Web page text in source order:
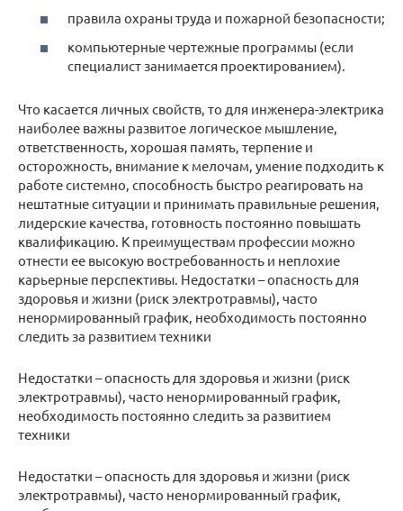
правила охраны труда и пожарной безопасности;
компьютерные чертежные программы (если
специалист занимается проектированием).
Что касается личных свойств, то для инженера-электрика
наиболее важны развитое логическое мышление,
ответственность, хорошая память, терпение и
осторожность, внимание к мелочам, умение подходить к
работе системно, способность быстро реагировать на
нештатные ситуации и принимать правильные решения,
лидерские качества, готовность постоянно повышать
квалификацию. К преимуществам профессии можно
отнести ее высокую востребованность и неплохие
карьерные перспективы. Недостатки – опасность для
здоровья и жизни (риск электротравмы), часто
ненормированный график, необходимость постоянно
следить за развитием техники
Недостатки – опасность для здоровья и жизни (риск
электротравмы), часто ненормированный график,
необходимость постоянно следить за развитием
техники
Недостатки – опасность для здоровья и жизни (риск
электротравмы), часто ненормированный график,